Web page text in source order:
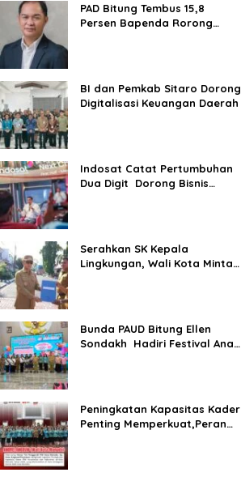
PAD Bitung Tembus 15,8
Persen Bapenda Rorong
BI dan Pemkab Sitaro Dorong
Digitalisasi Keuangan Daerah
Indosat Catat Pertumbuhan
Dua Digit Dorong Bisnis
Serahkan SK Kepala
Lingkungan, Wali Kota Minta
Bunda PAUD Bitung Ellen
Sondakh Hadiri Festival Anak
Peningkatan Kapasitas Kader
Penting Memperkuat,Peran